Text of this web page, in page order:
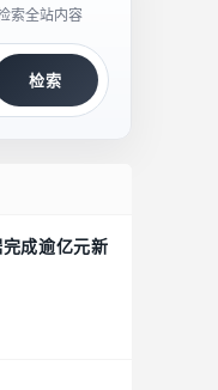
索全站内容
检索
成逾亿元新